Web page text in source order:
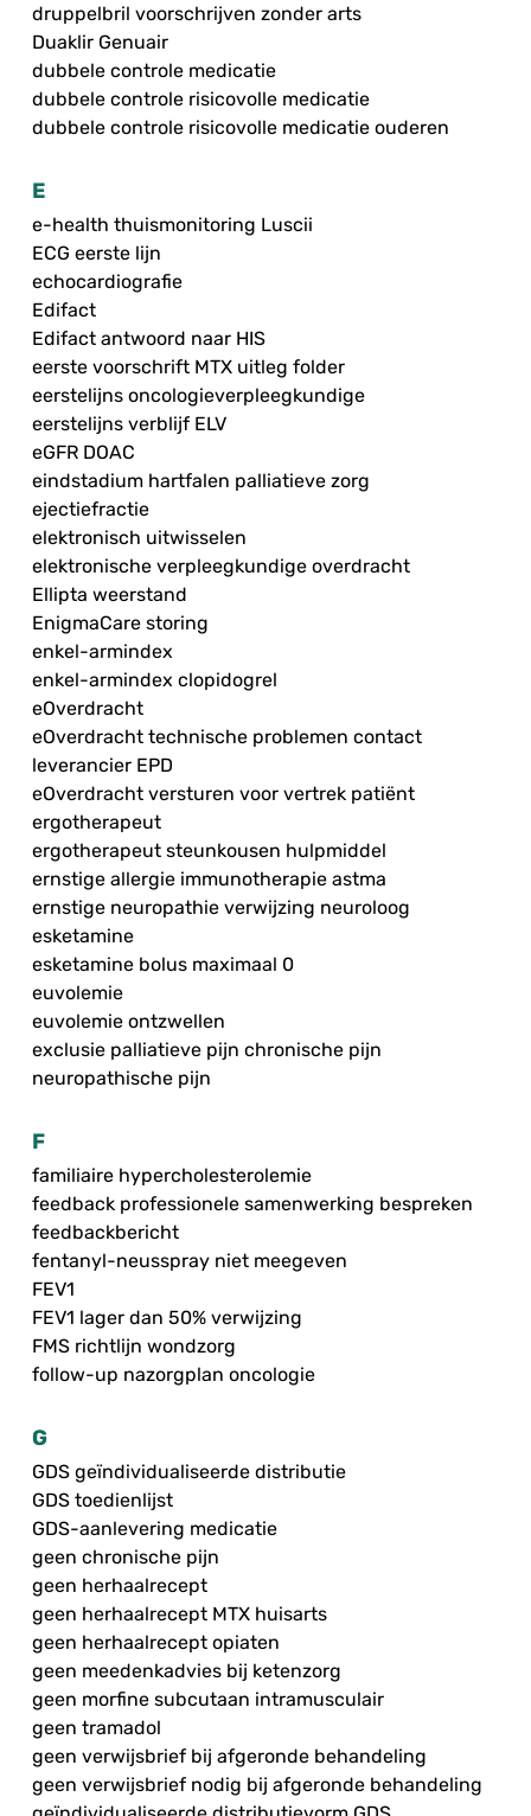
druppelbril voorschrijven zonder arts
Duaklir Genuair
dubbele controle medicatie
dubbele controle risicovolle medicatie
dubbele controle risicovolle medicatie ouderen
E
e-health thuismonitoring Luscii
ECG eerste lijn
echocardiografie
Edifact
Edifact antwoord naar HIS
eerste voorschrift MTX uitleg folder
eerstelijns oncologieverpleegkundige
eerstelijns verblijf ELV
eGFR DOAC
eindstadium hartfalen palliatieve zorg
ejectiefractie
elektronisch uitwisselen
elektronische verpleegkundige overdracht
Ellipta weerstand
EnigmaCare storing
enkel-armindex
enkel-armindex clopidogrel
eOverdracht
eOverdracht technische problemen contact
leverancier EPD
eOverdracht versturen voor vertrek patiënt
ergotherapeut
ergotherapeut steunkousen hulpmiddel
ernstige allergie immunotherapie astma
ernstige neuropathie verwijzing neuroloog
esketamine
esketamine bolus maximaal 0
euvolemie
euvolemie ontzwellen
exclusie palliatieve pijn chronische pijn
neuropathische pijn
F
familiaire hypercholesterolemie
feedback professionele samenwerking bespreken
feedbackbericht
fentanyl-neusspray niet meegeven
FEV1
FEV1 lager dan 50% verwijzing
FMS richtlijn wondzorg
follow-up nazorgplan oncologie
G
GDS geïndividualiseerde distributie
GDS toedienlijst
GDS-aanlevering medicatie
geen chronische pijn
geen herhaalrecept
geen herhaalrecept MTX huisarts
geen herhaalrecept opiaten
geen meedenkadvies bij ketenzorg
geen morfine subcutaan intramusculair
geen tramadol
geen verwijsbrief bij afgeronde behandeling
geen verwijsbrief nodig bij afgeronde behandeling